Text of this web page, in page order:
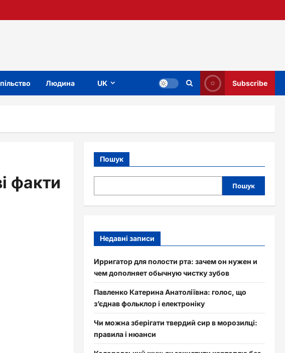
Людина UK Subscribe
факти
Пошук
Пошук
Недавні записи
Ирригатор для полости рта: зачем он нужен и
чем дополняет обычную чистку зубов
Павленко Катерина Анатоліївна: голос, що
з’єднав фольклор і електроніку
Чи можна зберігати твердий сир в морозилці:
правила і нюанси